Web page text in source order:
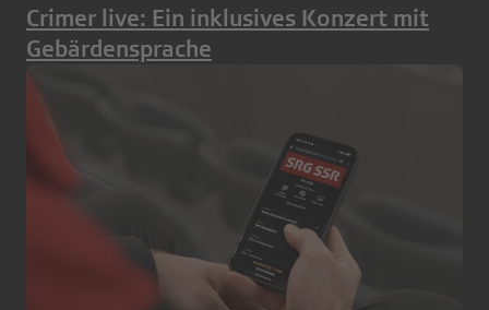
Crimer live: Ein inklusives Konzert mit
Gebärdensprache